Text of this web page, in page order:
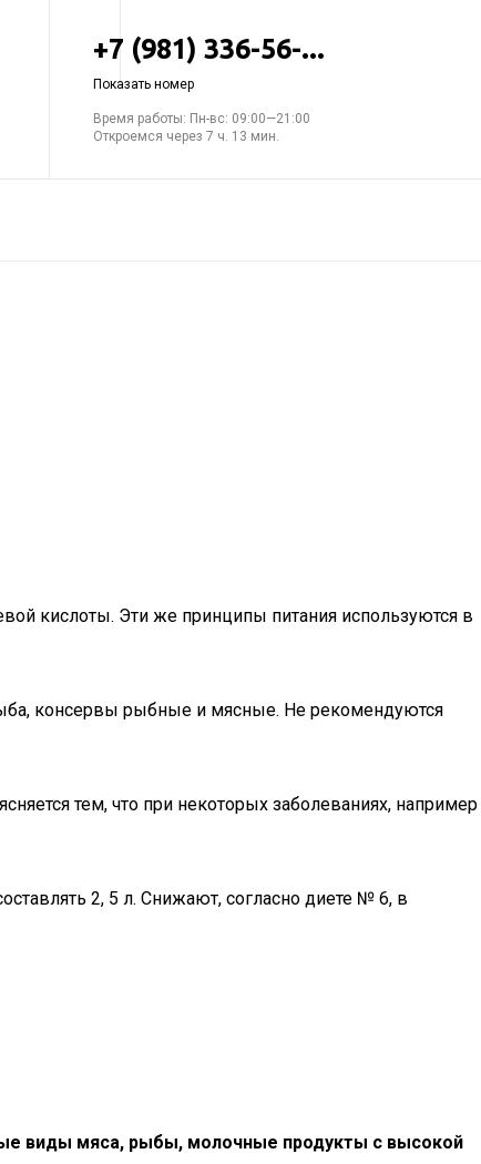
+7 (981) 336-56-...
Показать номер
Время работы: Пн-вс: 09:00—21:00
Откроемся через 7 ч. 13 мин.
кислоты. Эти же принципы питания используются в
консервы рыбные и мясные. Не рекомендуются
тем, что при некоторых заболеваниях, например
2, 5 л. Снижают, согласно диете № 6, в
виды мяса, рыбы, молочные продукты с высокой